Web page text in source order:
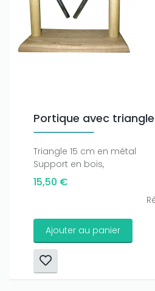
Portique avec
Triangle 15 cm en métal
Support en bois,
15,50 €
Ajouter au panier